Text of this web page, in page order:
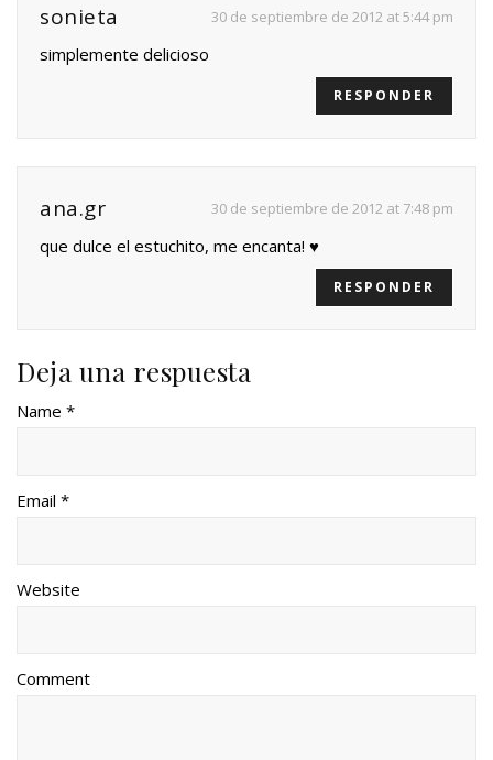
sonieta 30 de septiembre de 2012 at 5:44 pm
simplemente delicioso
RESPONDER
ana.gr 30 de septiembre de 2012 at 7:48 pm
que dulce el estuchito, me encanta! ♥
RESPONDER
Deja una respuesta
Name *
Email *
Website
Comment